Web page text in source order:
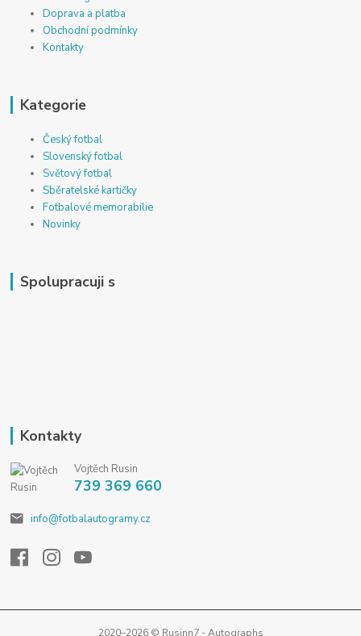
Doprava a platba
Obchodní podmínky
Kontakty
Kategorie
Český fotbal
Slovenský fotbal
Světový fotbal
Sběratelské kartičky
Fotbalové memorabilie
Novinky
Spolupracuji s
Kontakty
Vojtěch Rusin
739 369 660
info@fotbalautogramy.cz
2020–2026 © Rusinn7 - Autographs